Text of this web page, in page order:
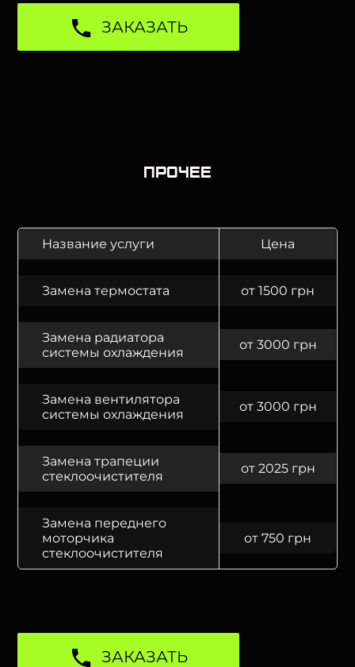
ЗАКАЗАТЬ
Прочее
Название услуги Цена
Замена термостата от 1500 грн
Замена радиатора
системы охлаждения
от 3000 грн
Замена вентилятора
системы охлаждения
от 3000 грн
Замена трапеции
стеклоочистителя
от 2025 грн
Замена переднего
моторчика
стеклоочистителя
от 750 грн
ЗАКАЗАТЬ